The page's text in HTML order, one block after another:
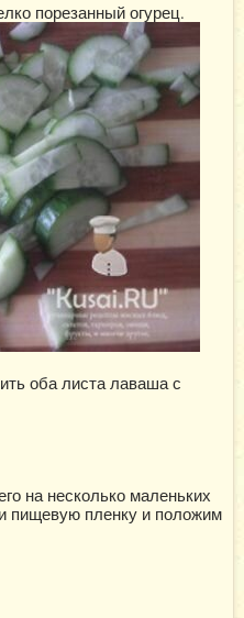
порезанный огурец.
оба листа лаваша с
на несколько маленьких
пищевую пленку и положим